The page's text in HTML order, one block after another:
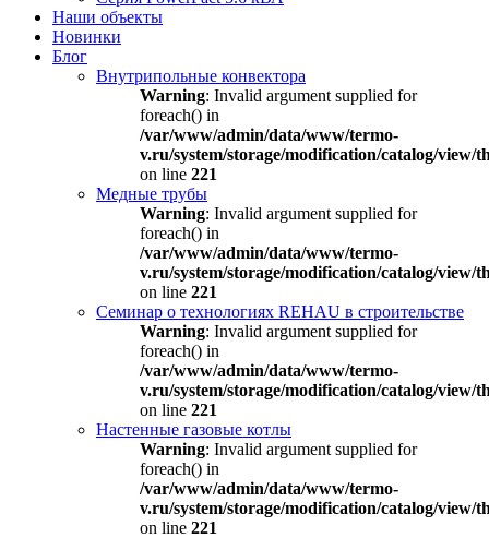
Наши объекты
Новинки
Блог
Внутрипольные конвектора
Warning: Invalid argument supplied for
foreach() in
/var/www/admin/data/www/termo-
v.ru/system/storage/modification/catalog/view/
on line 221
Медные трубы
Warning: Invalid argument supplied for
foreach() in
/var/www/admin/data/www/termo-
v.ru/system/storage/modification/catalog/view/
on line 221
Семинар о технологиях REHAU в строительстве
Warning: Invalid argument supplied for
foreach() in
/var/www/admin/data/www/termo-
v.ru/system/storage/modification/catalog/view/
on line 221
Настенные газовые котлы
Warning: Invalid argument supplied for
foreach() in
/var/www/admin/data/www/termo-
v.ru/system/storage/modification/catalog/view/
on line 221